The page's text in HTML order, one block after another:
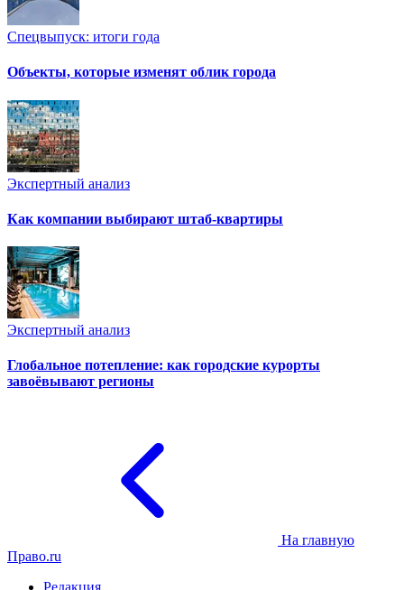
Спецвыпуск: итоги года
Объекты, которые изменят облик города
Экспертный анализ
Как компании выбирают штаб-квартиры
Экспертный анализ
Глобальное потепление: как городские курорты
завоёвывают регионы
На главную
Право.ru
Редакция